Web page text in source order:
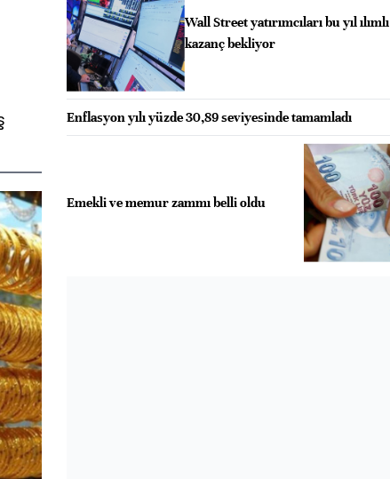
Wall Street yatırımcıları bu yıl ılımlı
kazanç bekliyor
Enflasyon yılı yüzde 30,89 seviyesinde tamamladı
Emekli ve memur zammı belli oldu